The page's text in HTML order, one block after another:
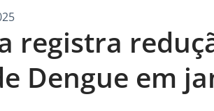
registra
Dengue em